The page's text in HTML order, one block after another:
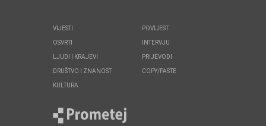
VIJESTI
OSVRTI
LJUDI I KRAJEVI
DRUŠTVO I ZNANOST
KULTURA
POVIJEST
INTERVJU
PRIJEVODI
COPY/PASTE